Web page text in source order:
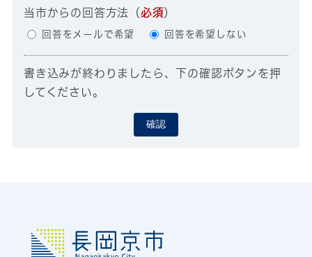
当市からの回答方法 （必須）
回答をメールで希望 回答を希望しない
書き込みが終わりましたら、下の確認ボタンを押
してください。
確認